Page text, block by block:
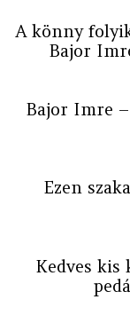
A könny
Bajor
Bajor Imre
Ezen
Kedves kis